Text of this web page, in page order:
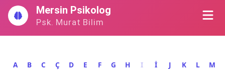
İçeriğe
geç
Mersin Psikolog
Psk. Murat Bilim
A B C Ç D E F G H I İ J K L M